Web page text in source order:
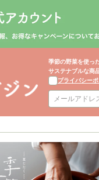
季節の野菜を使っ
サステナブルな商
プライバシー